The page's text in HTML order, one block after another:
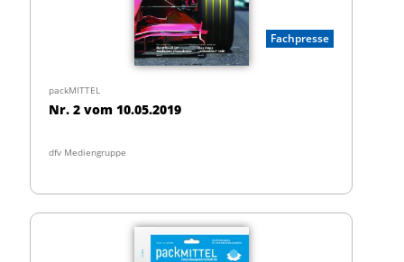
Fachpresse
packMITTEL
Nr. 2 vom 10.05.2019
dfv Mediengruppe